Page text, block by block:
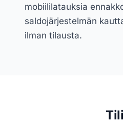
mobiililatauksia
saldojärjestelmän
ilman tilausta.
Tili